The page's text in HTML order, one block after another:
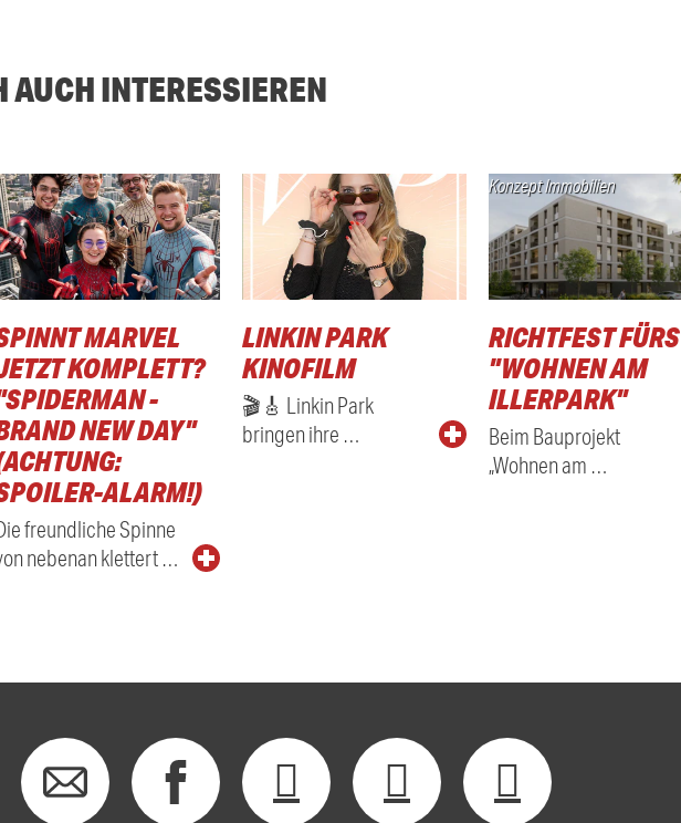
AUCH INTERESSIEREN
MARVEL
KOMPLETT?
-
NEW DAY"
ALARM!)
freundliche Spinne
nebenan klettert …
LINKIN PARK
KINOFILM
🎬🎸 Linkin Park
bringen ihre …
Konzept Immobilien
RICHTFEST FÜRS
"WOHNEN AM
ILLERPARK"
Beim Bauprojekt
„Wohnen am …